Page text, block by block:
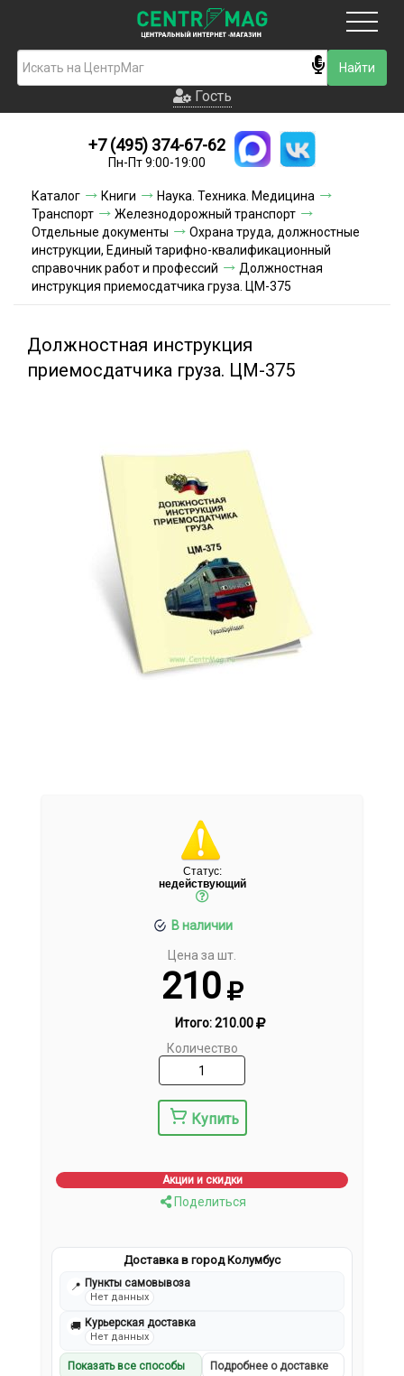
Гость
Новинки
Условия доставки
Условия оплаты
Контакты
Гость
+7 (495) 374-67-62
Пн-Пт 9:00-19:00
Каталог Книги
Наука. Техника. Медицина
Транспорт
Железнодорожный транспорт
Отдельные документы
Охрана труда, должностные
инструкции, Единый тарифно-квалификационный
справочник работ и профессий
Должностная
инструкция приемосдатчика груза. ЦМ-375
Должностная инструкция
приемосдатчика груза. ЦМ-375
Статус:
недействующий
В наличии
Цена за шт.
210
Итого:210.00
Количество
Купить
Акции и скидки
Поделиться
Доставка в город Колумбус
📍 Пункты самовывоза
Нет данных
🚚 Курьерская доставка
Нет данных
Показать все способы Подробнее о доставке